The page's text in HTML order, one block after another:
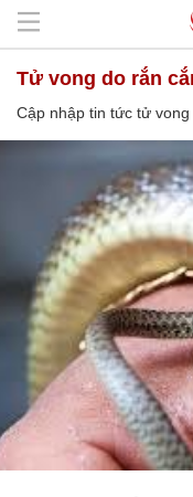
tử vong do rắn
Cập nhập tin tức tử